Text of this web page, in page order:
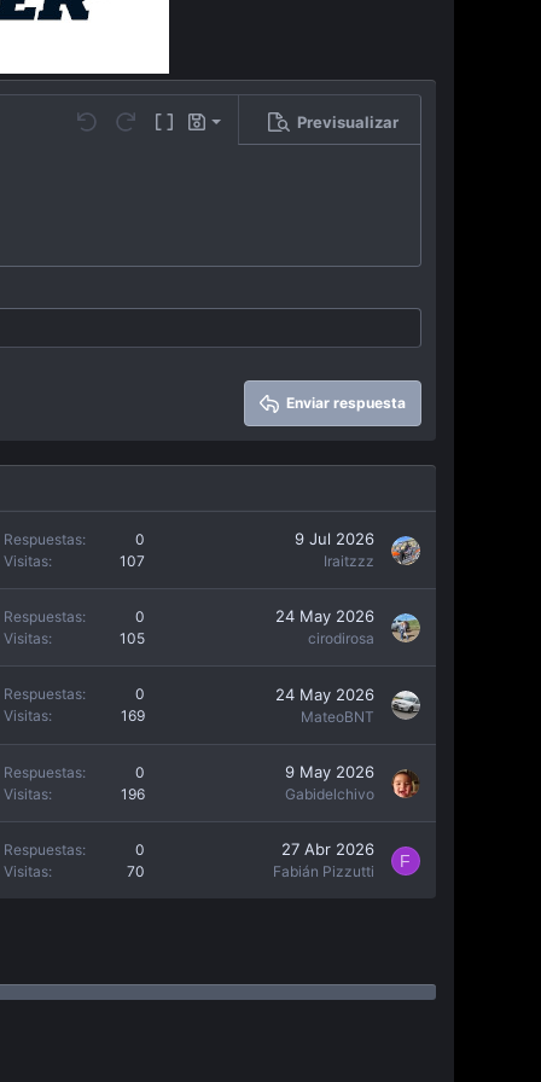
Undo Redo Toggle BB code
Borradores
Guardar borrador
Previsualizar
Enviar respuesta
Respuestas
0
Visitas
107
9 Jul 2026
Iraitzzz
Respuestas
0
Visitas
105
24 May 2026
cirodirosa
Respuestas
0
Visitas
169
24 May 2026
MateoBNT
Respuestas
0
Visitas
196
9 May 2026
Gabidelchivo
Respuestas
0
Visitas
70
27 Abr 2026
Fabián Pizzutti
F